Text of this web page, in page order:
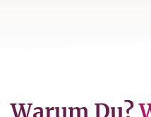
Warum Du?